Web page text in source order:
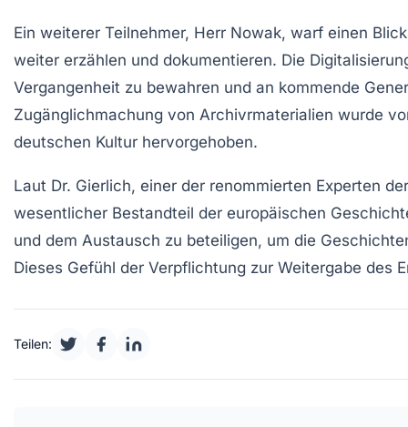
Ein weiterer Teilnehmer, Herr Nowak, warf einen
weiter erzählen und dokumentieren. Die
Vergangenheit zu bewahren und an kommende
Zugänglichmachung von Archivrmaterialien wurde
deutschen Kultur hervorgehoben.
Laut Dr. Gierlich, einer der renommierten Experten
wesentlicher Bestandteil der europäischen
und dem Austausch zu beteiligen, um die
Dieses Gefühl der Verpflichtung zur Weitergabe des
Teilen: